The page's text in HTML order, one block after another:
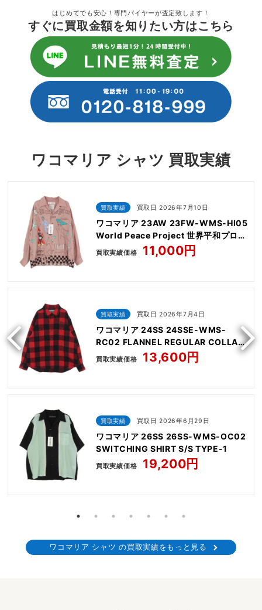
はじめてでも安心！専門バイヤーが査定致します！
すぐに買取金額を知りたい方はこちら
ワコマリア シャツ 買取実績
買取実績 買取日 2026年7月10日
ワコマリア 23AW 23FW-WMS-HI05
World Peace Project 世界平和プロジ
ェクト HAWAIIAN SHIRT L/S
買取実績価格 11,000円
買取実績 買取日 2026年7月4日
ワコマリア 24SS 24SSE-WMS-
RC02 FLANNEL REGULAR COLLAR
SHIRT TYPE-2
買取実績価格 13,600円
買取実績 買取日 2026年6月29日
ワコマリア 26SS 26SS-WMS-OC02
SWITCHING SHIRT S/S TYPE-1
買取実績価格 19,200円
ワコマリア シャツ の買取実績をもっと見る